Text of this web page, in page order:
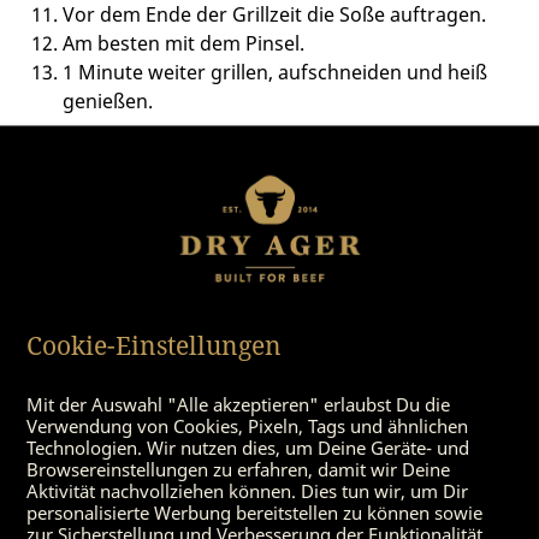
Vor dem Ende der Grillzeit die Soße auftragen.
Am besten mit dem Pinsel.
1 Minute weiter grillen, aufschneiden und heiß
genießen.
mit einem frischen Salat und etwas Zwiebeln
genießen. Aber auch dünn aufgeschnitten auf
frischem Baguette oder aber mit Sobanudeln ist das
Steak eine Köstlichkeit.
Zutaten:
Für 4 Personen
4 Portionen Dry-Aged Entrecôte
Pfeffer
Fleur de Sel
Cookie-Einstellungen
Mit der Auswahl "Alle akzeptieren" erlaubst Du die
Verwendung von Cookies, Pixeln, Tags und ähnlichen
Technologien. Wir nutzen dies, um Deine Geräte- und
Browsereinstellungen zu erfahren, damit wir Deine
Aktivität nachvollziehen können. Dies tun wir, um Dir
personalisierte Werbung bereitstellen zu können sowie